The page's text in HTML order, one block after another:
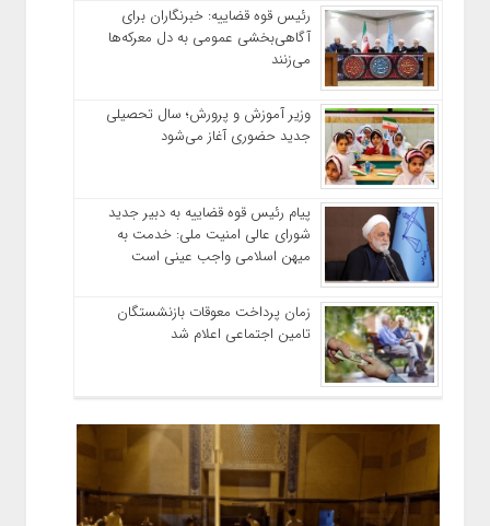
رئیس قوه قضاییه: خبرنگاران برای
آگاهی‌بخشی عمومی به دل معرکه‌ها
می‌زنند
وزیر آموزش‌ و پرورش؛ سال تحصیلی
جدید حضوری آغاز می‌شود
پیام رئیس قوه قضاییه به دبیر جدید
شورای عالی امنیت ملی: خدمت به
میهن اسلامی واجب عینی است
زمان پرداخت معوقات بازنشستگان
تامین اجتماعی اعلام شد